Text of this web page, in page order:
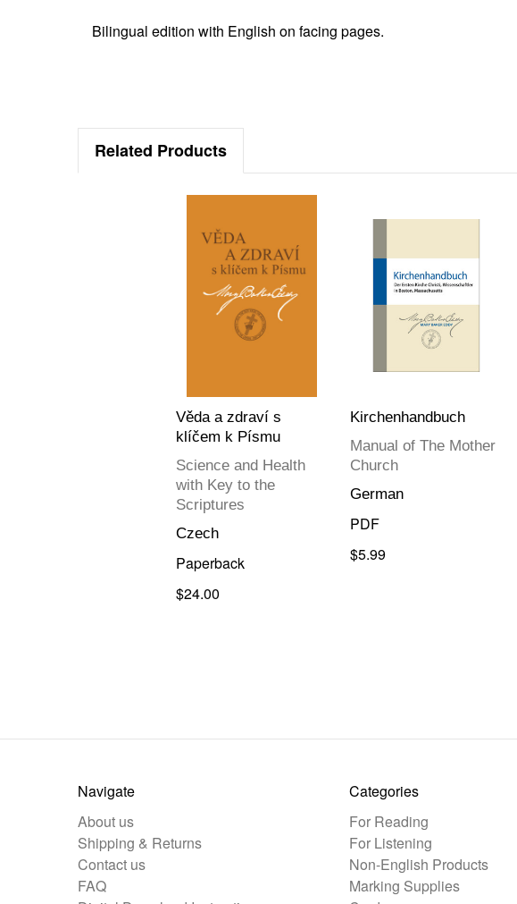
Bilingual edition with English on facing pages.
Related Products
Věda a zdraví s
klíčem k Písmu
Science and Health
with Key to the
Scriptures
Czech
Paperback
$24.00
Kirchenhandbuch
Manual of The Mother
Church
German
PDF
$5.99
Navigate
About us
Shipping & Returns
Contact us
FAQ
Categories
For Reading
For Listening
Non-English Products
Marking Supplies